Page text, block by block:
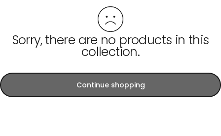
Sorry, there are no products in this
collection.
Continue shopping